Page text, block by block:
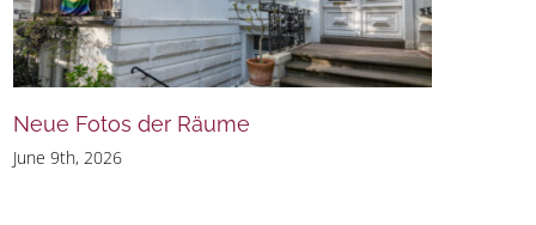
Neue Fotos der Räume
June 9th, 2026